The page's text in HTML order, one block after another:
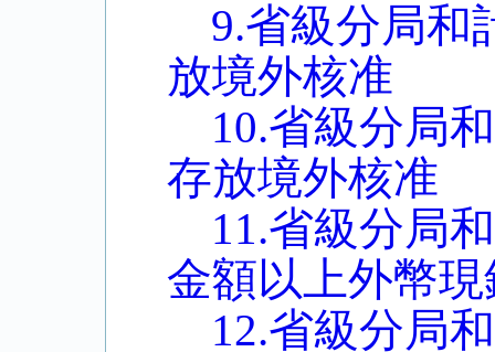
9.省級分局和
放境外核准
10.省級分局
存放境外核准
11.省級分局
金額以上外幣
12.省級分局